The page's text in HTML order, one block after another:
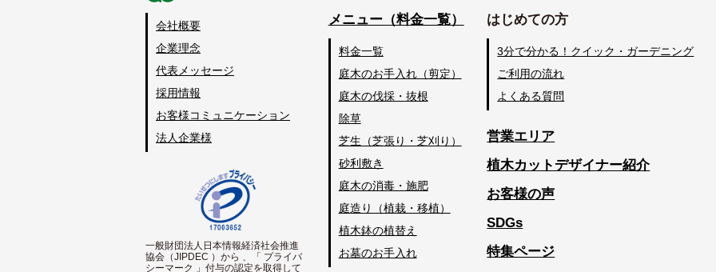
会社概要
企業理念
代表メッセージ
採用情報
お客様コミュニケーション
法人企業様
一般財団法人日本情報経済社会推進
協会（JIPDEC ）から 、「 プライバ
シーマーク 」付与の認定を取得して
メニュー（料金一覧）
料金一覧
庭木のお手入れ（剪定）
庭木の伐採・抜根
除草
芝生（芝張り・芝刈り）
砂利敷き
庭木の消毒・施肥
庭造り（植栽・移植）
植木鉢の植替え
お墓のお手入れ
はじめての方
3分で分かる！クイック・ガーデニング
ご利用の流れ
よくある質問
営業エリア
植木カットデザイナー紹介
お客様の声
SDGs
特集ページ